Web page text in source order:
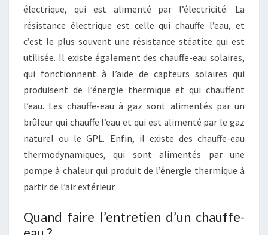
électrique, qui est alimenté par l’électricité. La
résistance électrique est celle qui chauffe l’eau, et
c’est le plus souvent une résistance stéatite qui est
utilisée. Il existe également des chauffe-eau solaires,
qui fonctionnent à l’aide de capteurs solaires qui
produisent de l’énergie thermique et qui chauffent
l’eau. Les chauffe-eau à gaz sont alimentés par un
brûleur qui chauffe l’eau et qui est alimenté par le gaz
naturel ou le GPL. Enfin, il existe des chauffe-eau
thermodynamiques, qui sont alimentés par une
pompe à chaleur qui produit de l’énergie thermique à
partir de l’air extérieur.
Quand faire l’entretien d’un chauffe-